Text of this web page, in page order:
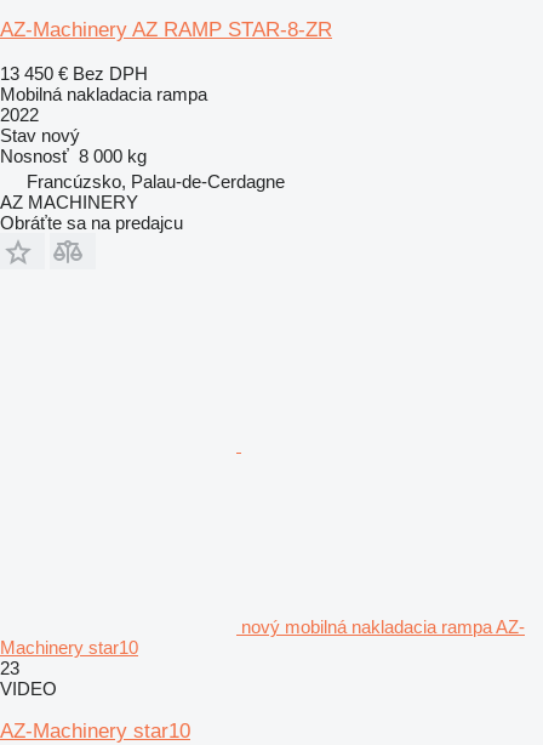
AZ-Machinery AZ RAMP STAR-8-ZR
13 450 € Bez DPH
Mobilná nakladacia rampa
2022
Stav nový
Nosnosť 8 000 kg
Francúzsko, Palau-de-Cerdagne
AZ MACHINERY
Obráťte sa na predajcu
nový mobilná nakladacia rampa AZ-
Machinery star10
23
VIDEO
AZ-Machinery star10